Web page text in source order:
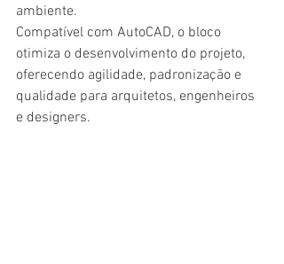
ambiente.
Compatível com AutoCAD, o bloco
otimiza o desenvolvimento do projeto,
oferecendo agilidade, padronização e
qualidade para arquitetos, engenheiros
e designers.